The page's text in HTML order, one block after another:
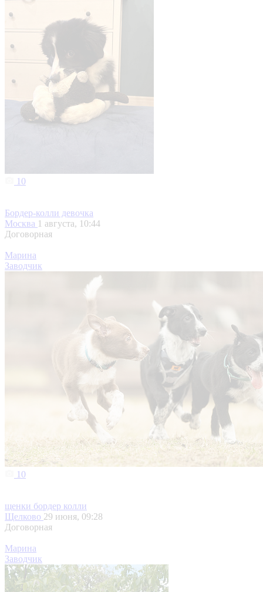
10
Бордер-колли девочка
Москва 1 августа, 10:44
Договорная
Марина
Заводчик
10
щенки бордер колли
Щелково 29 июня, 09:28
Договорная
Марина
Заводчик